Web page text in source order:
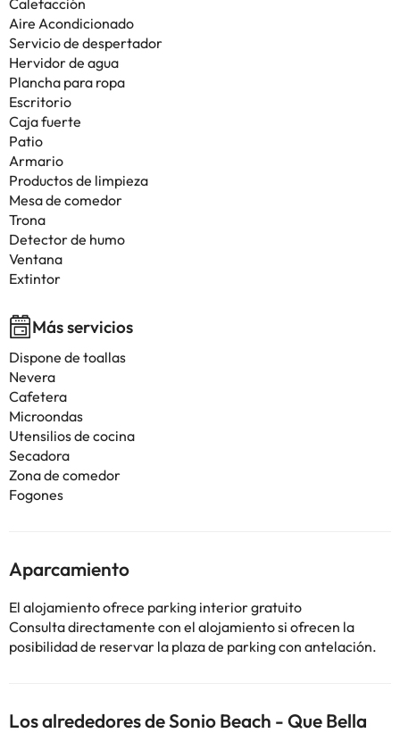
Calefacción
Aire Acondicionado
Servicio de despertador
Hervidor de agua
Plancha para ropa
Escritorio
Caja fuerte
Patio
Armario
Productos de limpieza
Mesa de comedor
Trona
Detector de humo
Ventana
Extintor
Más servicios
Dispone de toallas
Nevera
Cafetera
Microondas
Utensilios de cocina
Secadora
Zona de comedor
Fogones
Aparcamiento
El alojamiento ofrece parking interior gratuito
Consulta directamente con el alojamiento si ofrecen la
posibilidad de reservar la plaza de parking con antelación.
Los alrededores de Sonio Beach - Que Bella